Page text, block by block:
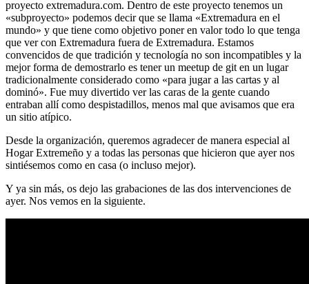
proyecto extremadura.com. Dentro de este proyecto tenemos un
«subproyecto» podemos decir que se llama «Extremadura en el
mundo» y que tiene como objetivo poner en valor todo lo que tenga
que ver con Extremadura fuera de Extremadura. Estamos
convencidos de que tradición y tecnología no son incompatibles y la
mejor forma de demostrarlo es tener un meetup de git en un lugar
tradicionalmente considerado como «para jugar a las cartas y al
dominó». Fue muy divertido ver las caras de la gente cuando
entraban allí como despistadillos, menos mal que avisamos que era
un sitio atípico.
Desde la organización, queremos agradecer de manera especial al
Hogar Extremeño y a todas las personas que hicieron que ayer nos
sintiésemos como en casa (o incluso mejor).
Y ya sin más, os dejo las grabaciones de las dos intervenciones de
ayer. Nos vemos en la siguiente.